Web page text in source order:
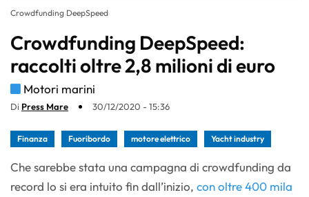
Crowdfunding DeepSpeed
Crowdfunding DeepSpeed:
raccolti oltre 2,8 milioni di euro
Motori marini
Di Press Mare 30/12/2020 - 15:36
Finanza Fuoribordo motore elettrico Yacht industry
Che sarebbe stata una campagna di crowdfunding da
record lo si era intuito fin dall’inizio, con oltre 400 mila